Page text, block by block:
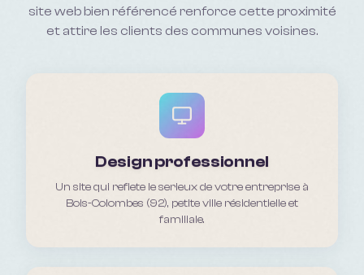
site web bien référencé renforce cette proximité
et attire les clients des communes voisines.
Design professionnel
Un site qui reflete le serieux de votre entreprise à
Bois-Colombes (92), petite ville résidentielle et
familiale.